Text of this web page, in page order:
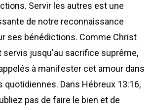
Servir les autres est une
de notre reconnaissance
ses bénédictions. Comme Christ
servis jusqu'au sacrifice suprême,
à manifester cet amour dans
quotidiennes. Dans Hébreux 13:16,
pas de faire le bien et de